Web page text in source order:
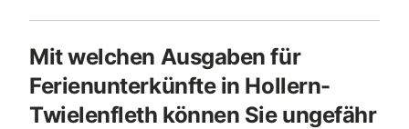
Mit welchen Ausgaben für
Ferienunterkünfte in Hollern-
Twielenfleth können Sie ungefähr